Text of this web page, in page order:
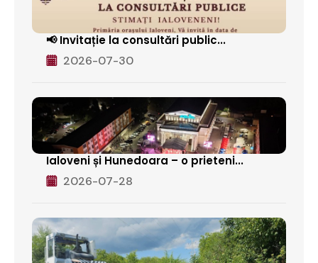
📢 Invitație la consultări public...
2026-07-30
Ialoveni și Hunedoara – o prieteni...
2026-07-28